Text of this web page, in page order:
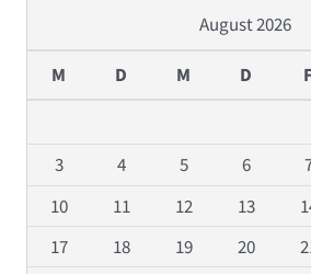
August 2026
M D M D
3
4 5 6
10
11 12 13
17
18 19 20